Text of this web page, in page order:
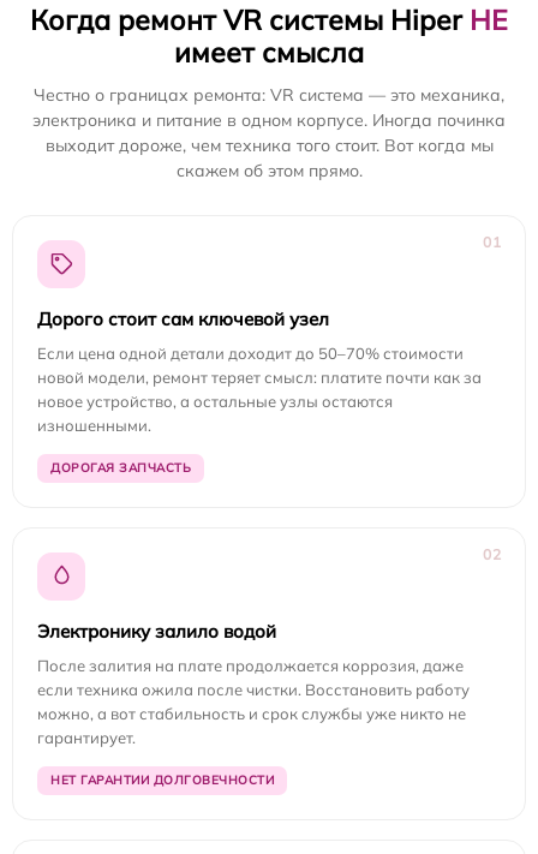
Когда ремонт VR системы Hiper НЕ
имеет смысла
Честно о границах ремонта: VR система — это механика,
электроника и питание в одном корпусе. Иногда починка
выходит дороже, чем техника того стоит. Вот когда мы
скажем об этом прямо.
01
Дорого стоит сам ключевой узел
Если цена одной детали доходит до 50–70% стоимости
новой модели, ремонт теряет смысл: платите почти как за
новое устройство, а остальные узлы остаются
изношенными.
ДОРОГАЯ ЗАПЧАСТЬ
02
Электронику залило водой
После залития на плате продолжается коррозия, даже
если техника ожила после чистки. Восстановить работу
можно, а вот стабильность и срок службы уже никто не
гарантирует.
НЕТ ГАРАНТИИ ДОЛГОВЕЧНОСТИ